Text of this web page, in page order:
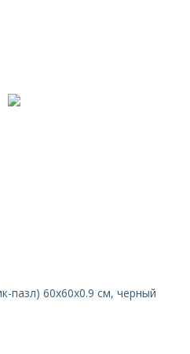
пазл) 60х60x0.9 см, черный